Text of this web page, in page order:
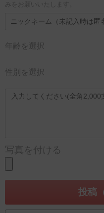
みをお願いいたします。
年齢を選択
性別を選択
写真を付ける